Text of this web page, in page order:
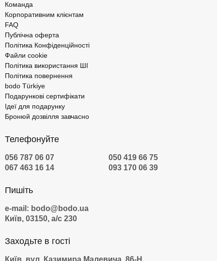
Команда
Корпоративним клієнтам
FAQ
Публічна оферта
Політика Конфіденційності
Файли cookie
Політика використання ШІ
Політика повернення
bodo Türkiye
Подарункові сертифікати
Ідеї для подарунку
Бронюй дозвілля завчасно
Телефонуйте
056 787 06 07
050 419 66 75
067 463 16 14
093 170 06 39
Пишіть
e-mail: bodo@bodo.ua
Київ, 03150, а/с 230
Заходьте в гості
Київ, вул. Казимира Малевича, 86-Н